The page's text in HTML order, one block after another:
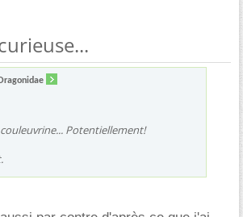
Dragonidae
Potentiellement!